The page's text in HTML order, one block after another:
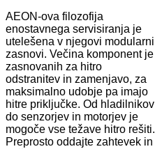
AEON-ova filozofija
enostavnega servisiranja je
utelešena v njegovi modularni
zasnovi. Večina komponent je
zasnovanih za hitro
odstranitev in zamenjavo, za
maksimalno udobje pa imajo
hitre priključke. Od hladilnikov
do senzorjev in motorjev je
mogoče vse težave hitro rešiti.
Preprosto oddajte zahtevek in